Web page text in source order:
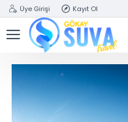
Üye Girişi Kayıt Ol